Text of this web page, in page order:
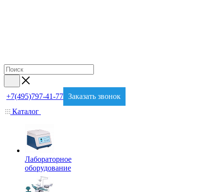
+7(495)797-41-77 Заказать звонок
Каталог
Лабораторное
оборудование